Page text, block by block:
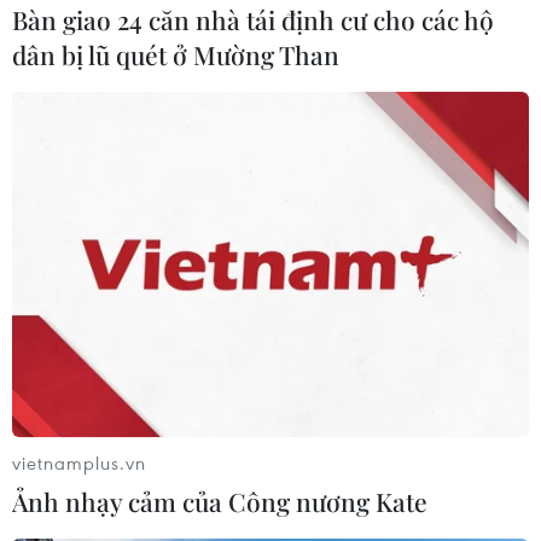
Cũng may cho ông Park Hang-seo, U22 Lào
không phải là một đối thủ quá mạnh nên việc
tìm người thay thế cũng không phải là một vấn
Đức Chiến và Tiến Dụng, hai cầu thủ có thể đá
tốt ở vị trí trung vệ đã sẵn sàng nếu được trao
Bàn giao 24 căn nhà tái định cư cho các hộ
dân bị lũ quét ở Mường Than
vietnamplus.vn
Ảnh nhạy cảm của Công nương Kate